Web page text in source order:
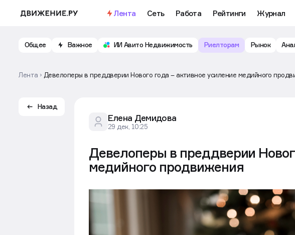
Лента Сеть Работа Рейтинги Журнал
Общее Важное ИИ Авито Недвижимость Риелторам Рынок
Лента Девелоперы в преддверии Нового года – активное усиление медийного
Назад
Елена Демидова
29 дек, 10:25
Девелоперы в преддверии
медийного продвижения